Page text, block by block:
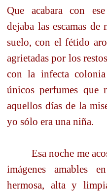
Que acabara con
dejaba las escamas
suelo, con el fétido
agrietadas por los
con la infecta
únicos perfumes que
aquellos días de la
yo sólo era una niña.
Esa noche me
imágenes amables
hermosa, alta y